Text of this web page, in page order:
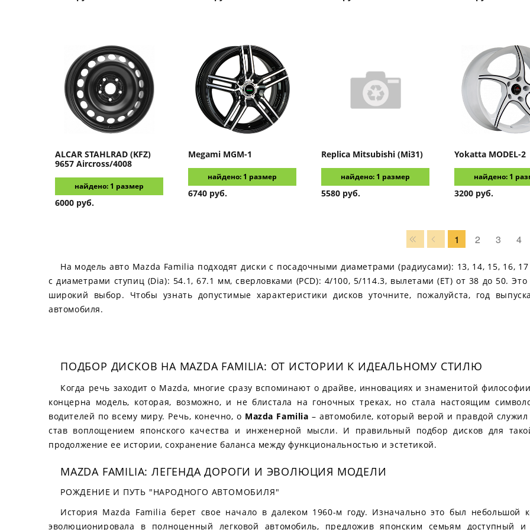
ALCAR STAHLRAD (KFZ)
9657 Aircross/4008
найдено: 1 размер
6000 руб.
Megami MGM-1
найдено: 1 размер
6740 руб.
Replica Mitsubishi (Mi31)
найдено: 1 размер
5580 руб.
Yokatta MODEL-2
найдено: 1
3200 руб.
1 2 3 4
На модель авто Mazda Familia подходят диски с посадочными диаметрами (радиусами): 13, 14, 15, 16,
с диаметрами ступиц (Dia): 54.1, 67.1 мм, сверловками (PCD): 4/100, 5/114.3, вылетами (ЕТ) от 38 до 50.
широкий выбор. Чтобы узнать допустимые характеристики дисков уточните, пожалуйста, год
автомобиля.
ПОДБОР ДИСКОВ НА MAZDA FAMILIA: ОТ ИСТОРИИ К ИДЕАЛЬНОМУ СТИЛЮ
Когда речь заходит о Mazda, многие сразу вспоминают о драйве, инновациях и знаменитой
концерна модель, которая, возможно, и не блистала на гоночных треках, но стала настоящим
водителей по всему миру. Речь, конечно, о Mazda Familia – автомобиле, который верой и правдой
став воплощением японского качества и инженерной мысли. И правильный подбор дисков для
продолжение ее истории, сохранение баланса между функциональностью и эстетикой.
MAZDA FAMILIA: ЛЕГЕНДА ДОРОГИ И ЭВОЛЮЦИЯ МОДЕЛИ
РОЖДЕНИЕ И ПУТЬ "НАРОДНОГО АВТОМОБИЛЯ"
История Mazda Familia берет свое начало в далеком 1960-м году. Изначально это был небольшой
эволюционировала в полноценный легковой автомобиль, предложив японским семьям доступный